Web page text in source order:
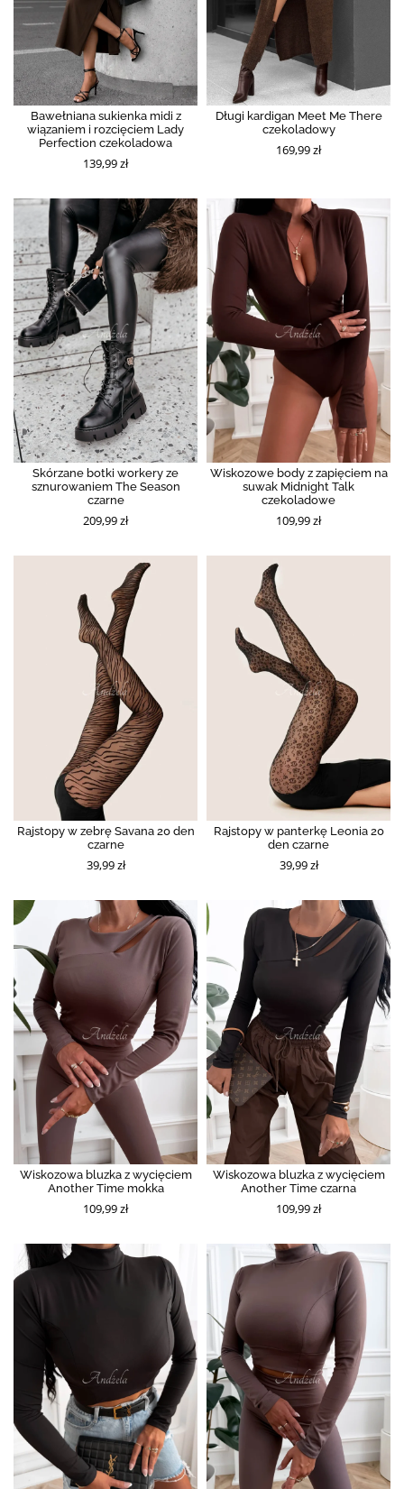
Bawełniana sukienka midi z
wiązaniem i rozcięciem Lady
Perfection czekoladowa
139,99 zł
Długi kardigan Meet Me There
czekoladowy
169,99 zł
Skórzane botki workery ze
sznurowaniem The Season
czarne
209,99 zł
Wiskozowe body z zapięciem na
suwak Midnight Talk
czekoladowe
109,99 zł
Rajstopy w zebrę Savana 20 den
czarne
39,99 zł
Rajstopy w panterkę Leonia 20
den czarne
39,99 zł
Wiskozowa bluzka z wycięciem
Another Time mokka
109,99 zł
Wiskozowa bluzka z wycięciem
Another Time czarna
109,99 zł